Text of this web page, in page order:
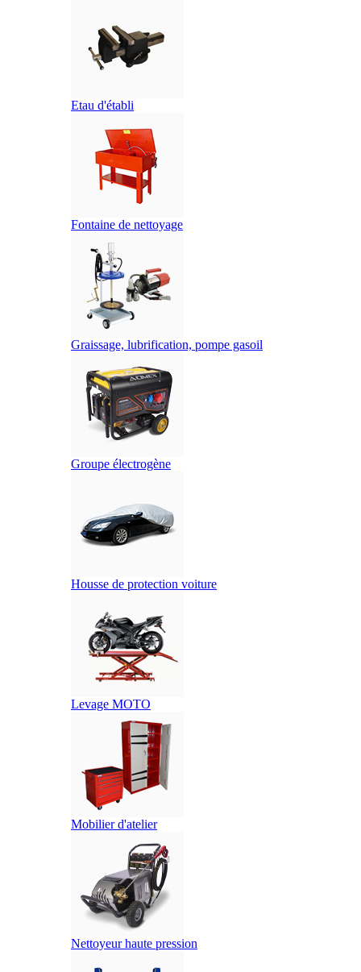
Etau d'établi
Fontaine de nettoyage
Graissage, lubrification, pompe gasoil
Groupe électrogène
Housse de protection voiture
Levage MOTO
Mobilier d'atelier
Nettoyeur haute pression